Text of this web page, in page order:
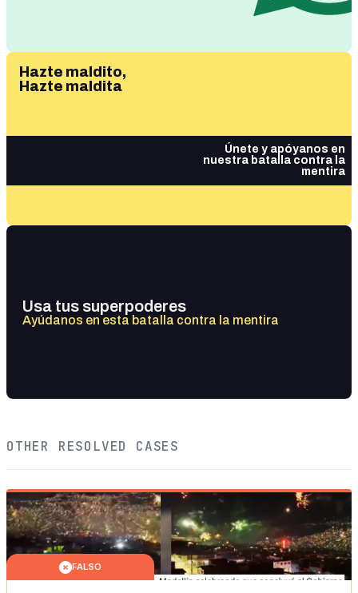
Hazte maldito,
Hazte maldita
Únete y apóyanos en
nuestra batalla contra la
mentira
Usa tus superpoderes
Ayúdanos en esta batalla contra la mentira
OTHER RESOLVED CASES
FALSO